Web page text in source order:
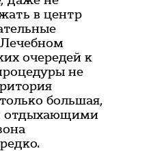
в центр
очередей к
не
большая,
отдыхающими